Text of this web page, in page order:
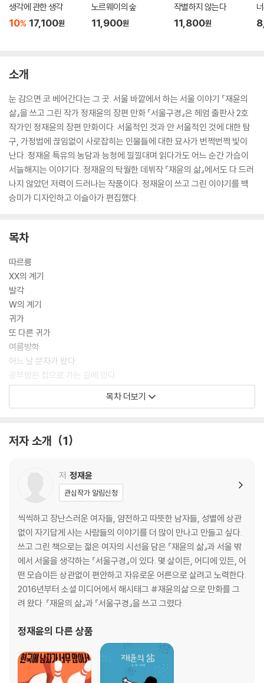
생각에 관한 생각
10% 17,100원
노르웨이의 숲
11,900원
작별하지 않는다
11,800원
소개
눈 감으면 코 베어간다는 그 곳. 서울 바깥에서 하는 서울 이야기 『재윤의
삶』을 쓰고 그린 작가 정재윤의 장편 만화 『서울구경』은 헤엄 출판사 2호
작가인 정재윤의 장편 만화이다. 서울적인 것과 안 서울적인 것에 대한 탐
구, 가정법에 끊임없이 사로잡히는 인물들에 대한 묘사가 번쩍번쩍 빛이
난다. 정재윤 특유의 농담과 능청에 낄낄대며 읽다가도 어느 순간 가슴이
서늘해지는 이야기다. 정재윤의 탁월한 데뷔작 『재윤의 삶』에서도 다 드러
나지 않았던 저력이 드러나는 작품이다. 정재윤이 쓰고 그린 이야기를 백
승미가 디자인하고 이슬아가 편집했다.
목차
따르릉
XX의 계기
발각
W의 계기
귀가
또 다른 귀가
여름방학
어느 날 문자가 왔다
공부방은 집으로 가는 길에 있다
봉투는 정말 무거웠다
M의 소문 3
거짓말 3
거짓말 4
옆 반 친구
그리고 집에 가는 길에 많은 얘기를 한다
하지만 어떤 관계는 예전과 같지 않았다
약속의 날
졸업
우리와는 다른 삶
돌려 말하기
목차 더보기
저자 소개 1
저 정재윤
관심작가 알림신청
씩씩하고 장난스러운 여자들, 얌전하고 따뜻한 남자들, 성별에 상관
없이 자기답게 사는 사람들의 이야기를 더 많이 만나고 만들고 싶다.
쓰고 그린 책으로는 젊은 여자의 시선을 담은 『재윤의 삶』과 서울 밖
에서 서울을 생각하는 『서울구경』이 있다. 몇 살이든, 어디에 있든, 어
떤 모습이든 상관없이 편안하고 자유로운 어른으로 살려고 노력한다.
2016년부터 소셜 미디어에서 해시태그 #재윤의삶 으로 만화를 그
려 왔다. 『재윤의 삶』과 『서울구경』을 쓰고 그렸다.
정재윤의 다른 상품